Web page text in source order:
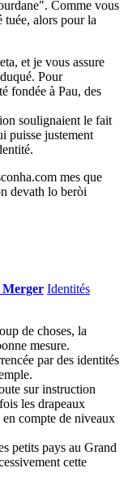
Comme vous
tuée, alors pour la
et je vous assure
Pour
fondée à Pau, des
soulignaient le fait
puisse justement
mes que
devath lo beròi
Merger Identités
de choses, la
mesure.
par des identités
sur instruction
les drapeaux
en compte de niveaux
petits pays au Grand
cette